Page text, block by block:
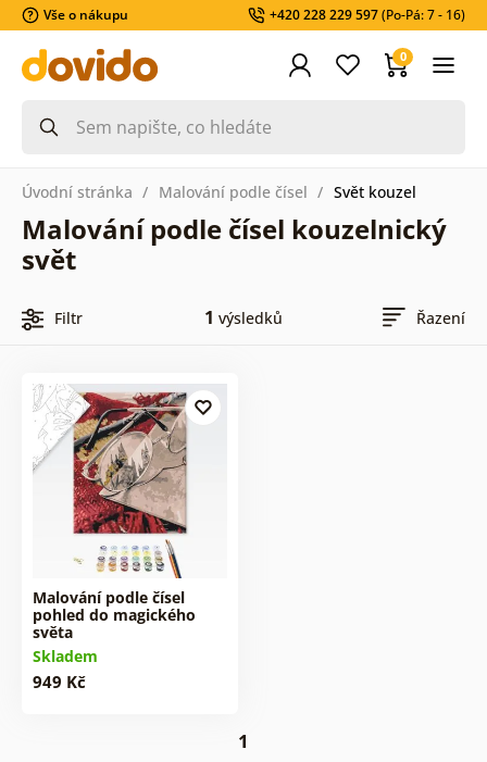
Vše o nákupu +420 228 229 597(Po-Pá: 7 - 16)
0
Úvodní stránka Malování podle čísel Svět kouzel
Malování podle čísel kouzelnický
svět
Filtr 1 výsledků Řazení
Malování podle čísel
pohled do magického
světa
Skladem
949 Kč
1